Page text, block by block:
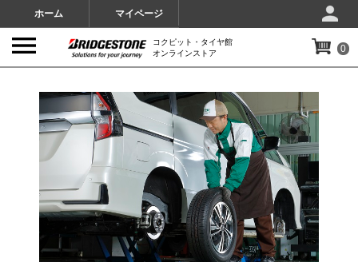
ホーム マイページ
コクピット・タイヤ館
オンラインストア
0